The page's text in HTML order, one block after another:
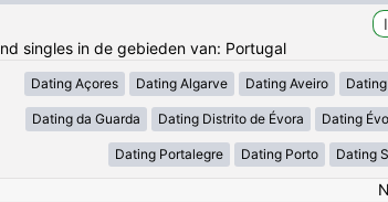
singles in de gebieden van: Portugal
Dating Açores Dating Algarve Dating Aveiro
Dating da Guarda Dating Distrito de Évora Dating
Dating Portalegre Dating Porto Dating